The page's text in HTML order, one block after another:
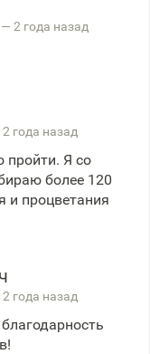
— 2 года назад
года назад
пройти. Я со
более 120
и процветания
года назад